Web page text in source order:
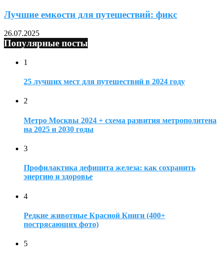
Лучшие емкости для путешествий: фикс
26.07.2025
Популярные посты
1
25 лучших мест для путешествий в 2024 году
2
Метро Москвы 2024 + схема развития метрополитена
на 2025 и 2030 годы
3
Профилактика дефицита железа: как сохранить
энергию и здоровье
4
Редкие животные Красной Книги (400+
пострясающих фото)
5